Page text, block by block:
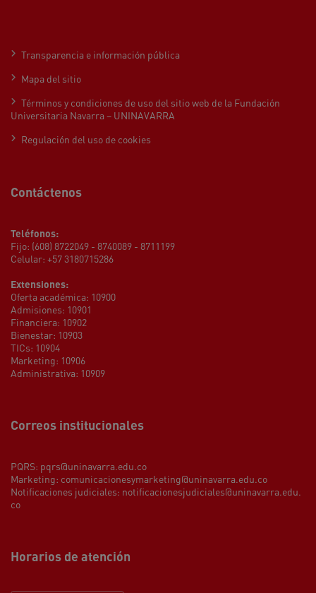
Transparencia e información pública
Mapa del sitio
Términos y condiciones de uso del sitio web de la Fundación
Universitaria Navarra – UNINAVARRA
Regulación del uso de cookies
Contáctenos
Teléfonos:
Fijo: (608) 8722049 - 8740089 - 8711199
Celular: +57 3180715286
Extensiones:
Oferta académica: 10900
Admisiones: 10901
Financiera: 10902
Bienestar: 10903
TICs: 10904
Marketing: 10906
Administrativa: 10909
Correos institucionales
PQRS: pqrs@uninavarra.edu.co
Marketing: comunicacionesymarketing@uninavarra.edu.co
Notificaciones judiciales: notificacionesjudiciales@uninavarra.edu.
co
Horarios de atención